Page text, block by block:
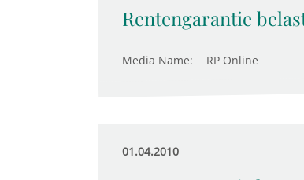
Rentengarantie
Media Name: RP Online
01.04.2010